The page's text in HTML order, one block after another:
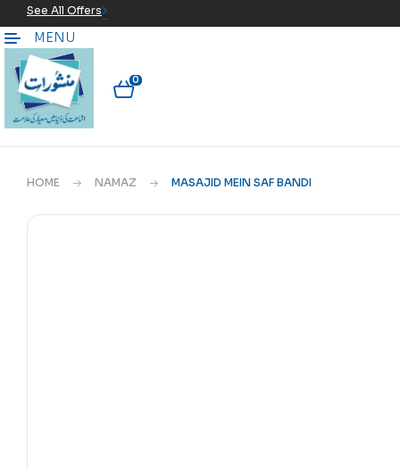
See All Offers
MENU
0
HOME NAMAZ MASAJID MEIN SAF BANDI